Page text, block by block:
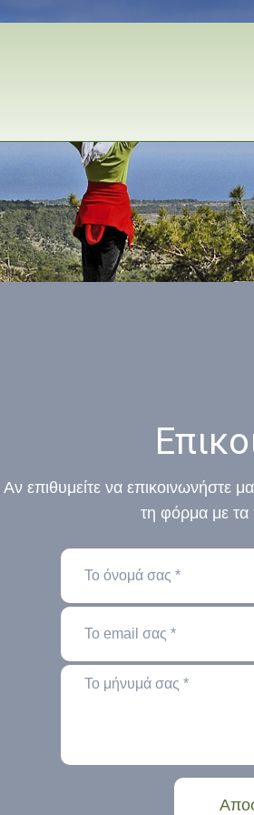
Αν επιθυμείτε να επικοινωνήστε
τη φόρμα με